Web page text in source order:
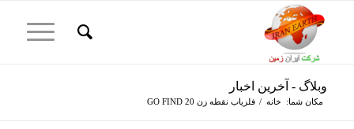
وبلاگ - آخرین اخبار
مکان شما: خانه / فلزیاب نقطه زن GO FIND 20